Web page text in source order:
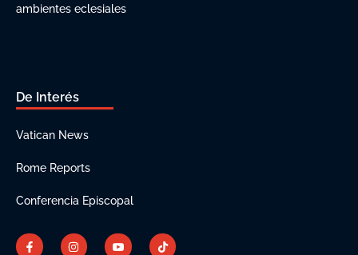
ambientes eclesiales
De Interés
Vatican News
Rome Reports
Conferencia Episcopal